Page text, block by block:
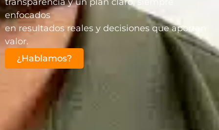
enfocados
en resultados reales y decisiones que aportan
valor.
¿Hablamos?